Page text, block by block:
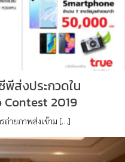
ส่งประกวดใน
Contest 2019
ถ่ายภาพส่งเข้าม […]